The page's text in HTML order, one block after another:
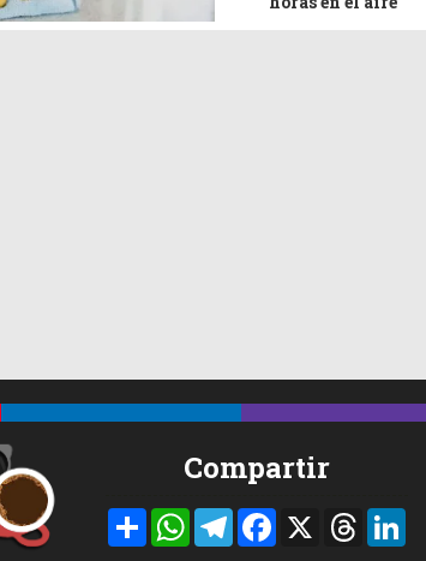
Compartir
CompartirWhatsAppTelegramFacebook Threads